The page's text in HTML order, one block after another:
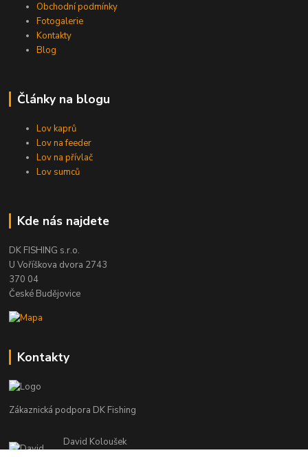
Obchodní podmínky
Fotogalerie
Kontakty
Blog
Články na blogu
Lov kaprů
Lov na feeder
Lov na přívlač
Lov sumců
Kde nás najdete
DK FISHING s.r.o.
U Voříškova dvora 2743
370 04
České Budějovice
Kontakty
Zákaznická podpora DK Fishing
David Koloušek